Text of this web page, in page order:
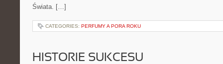
Świata. […]
CATEGORIES: PERFUMY A PORA ROKU
HISTORIE SUKCESU